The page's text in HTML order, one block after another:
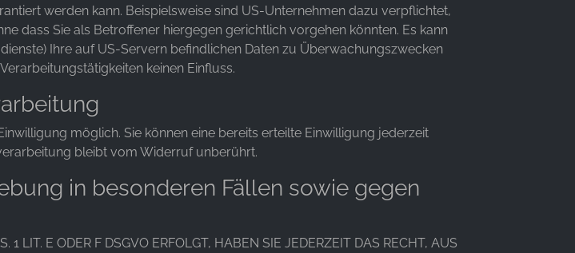
werden kann. Beispielsweise sind US-Unternehmen dazu verpflichtet,
dass Sie als Betroffener hiergegen gerichtlich vorgehen könnten. Es kann
Ihre auf US-Servern befindlichen Daten zu Überwachungszwecken
keinen Einfluss.
möglich. Sie können eine bereits erteilte Einwilligung jederzeit
bleibt vom Widerruf unberührt.
in besonderen Fällen sowie gegen
LIT. E ODER F DSGVO ERFOLGT, HABEN SIE JEDERZEIT DAS RECHT, AUS